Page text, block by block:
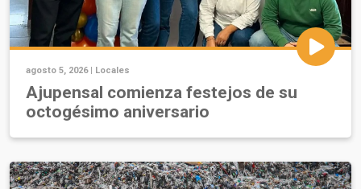
agosto 5, 2026 | Locales
Ajupensal comienza festejos de su
octogésimo aniversario